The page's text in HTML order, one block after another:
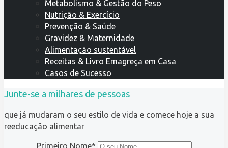
Metabolismo & Gestão do Peso
Nutrição & Exercício
Prevenção & Saúde
Gravidez & Maternidade
Alimentação sustentável
Receitas & Livro Emagreça em Casa
Casos de Sucesso
Junte-se a milhares de pessoas
que já mudaram o seu estilo de vida e comece hoje a sua
reeducação alimentar
Primeiro Nome*